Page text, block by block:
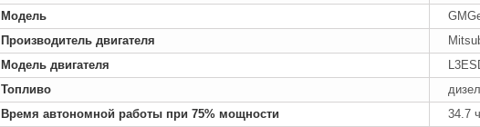
Модель
Производитель двигателя
Модель двигателя
Топливо
Время автономной работы при 75% мощности
34.7 ч